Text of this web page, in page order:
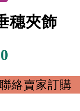
穗夾飾
聯絡賣家訂購